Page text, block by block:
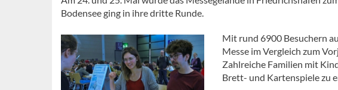
Bodensee ging in ihre dritte Runde.
Mit rund 6900 Besuchern
Messe im Vergleich zum
Zahlreiche Familien mit
Brett- und Kartenspiele zu